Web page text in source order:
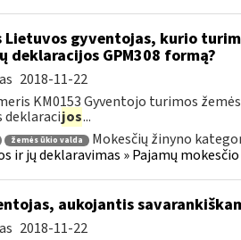
Lietuvos gyventojas, kurio
deklaracijos GPM308 formą?
2018-11-22
KM0153 Gyventojo turimos
deklaracijos...
žemės ūkio valda Mokesčių žinyno
ir jų deklaravimas » Pajamų
aukojantis
2018-11-22